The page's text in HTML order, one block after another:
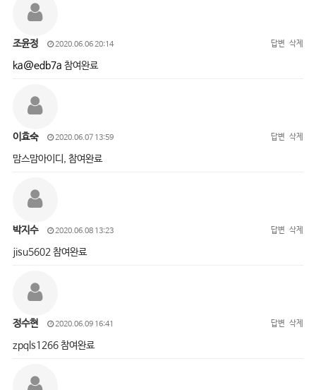
조윤정 2020.06.06 20:14 답변 삭제
ka@edb7a 참여완료
이효숙 2020.06.07 13:59 답변 삭제
맘스맘아이디, 참여완료
박지수 2020.06.08 13:23 답변 삭제
jisu5602 참여완료
정수현 2020.06.09 16:41 답변 삭제
zpqls1266 참여완료